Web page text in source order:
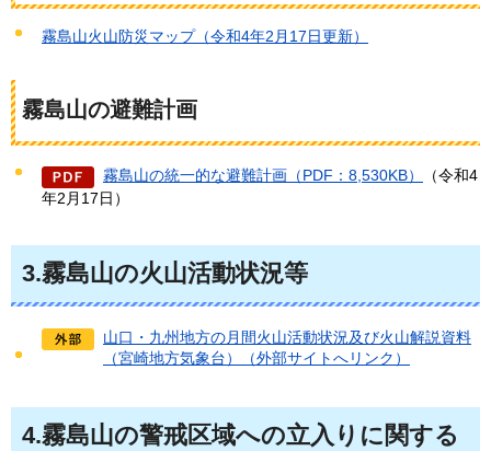
霧島山火山防災マップ（令和4年2月17日更新）
霧島山の避難計画
霧島山の統一的な避難計画（PDF：8,530KB）
（令和4
年2月17日）
3.霧島山の火山活動状況等
山口・九州地方の月間火山活動状況及び火山解説資料
（宮崎地方気象台）（外部サイトへリンク）
4.霧島山の警戒区域への立入りに関する